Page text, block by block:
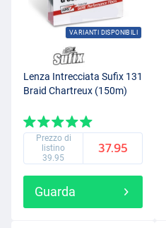
VARIANTI DISPONIBILI
Lenza Intrecciata Sufix 131
Braid Chartreux (150m)
Prezzo di
listino
39.95
37.95
Guarda